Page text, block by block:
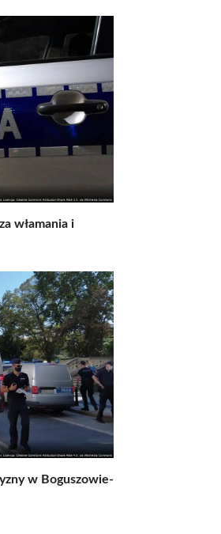
włamania i
w Boguszowie-